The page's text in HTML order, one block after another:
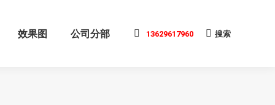
效果图 公司分部 13629617960
搜 搜索